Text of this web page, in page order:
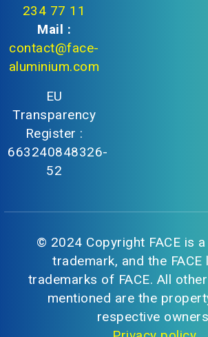
234 77 11
Mail :
contact@face-
aluminium.com
EU
Transparency
Register :
663240848326-
52
© 2024 Copyright FACE is
trademark, and the FACE
trademarks of FACE. All
mentioned are the
respective